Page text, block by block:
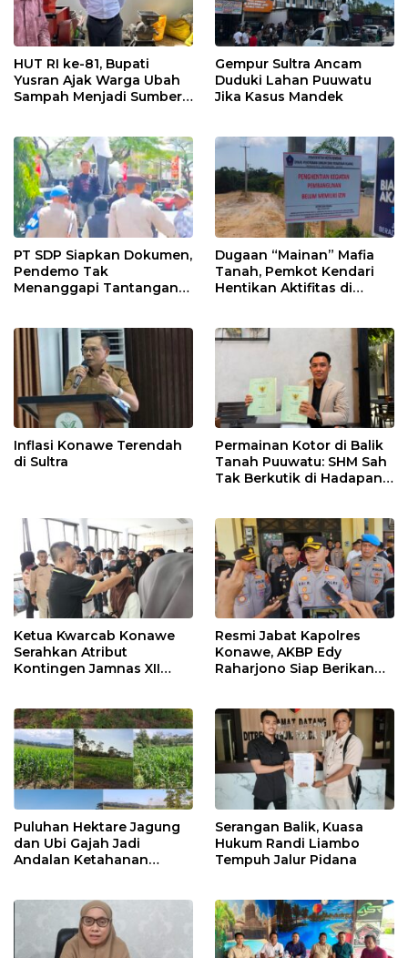
HUT RI ke-81, Bupati
Yusran Ajak Warga Ubah
Sampah Menjadi Sumber
Gempur Sultra Ancam
Duduki Lahan Puuwatu
Jika Kasus Mandek
PT SDP Siapkan Dokumen,
Pendemo Tak
Menanggapi Tantangan
Dugaan “Mainan” Mafia
Tanah, Pemkot Kendari
Hentikan Aktifitas di
Inflasi Konawe Terendah
di Sultra
Permainan Kotor di Balik
Tanah Puuwatu: SHM Sah
Tak Berkutik di Hadapan
Ketua Kwarcab Konawe
Serahkan Atribut
Kontingen Jamnas XII
Resmi Jabat Kapolres
Konawe, AKBP Edy
Raharjono Siap Berikan
Puluhan Hektare Jagung
dan Ubi Gajah Jadi
Andalan Ketahanan
Serangan Balik, Kuasa
Hukum Randi Liambo
Tempuh Jalur Pidana